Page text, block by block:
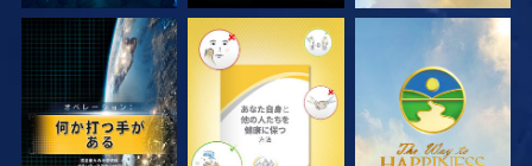
観る 観る 観る